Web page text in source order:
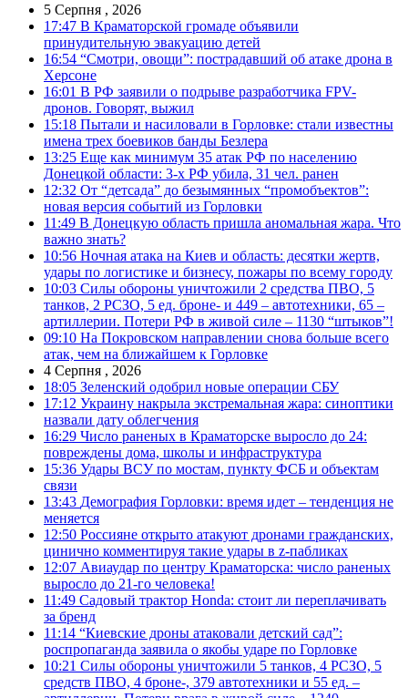
5 Серпня , 2026
17:47 В Краматорской громаде объявили
принудительную эвакуацию детей
16:54 “Смотри, овощи”: пострадавший об атаке дрона в
Херсоне
16:01 В РФ заявили о подрыве разработчика FPV-
дронов. Говорят, выжил
15:18 Пытали и насиловали в Горловке: стали известны
имена трех боевиков банды Безлера
13:25 Еще как минимум 35 атак РФ по населению
Донецкой области: 3-х РФ убила, 31 чел. ранен
12:32 От “детсада” до безымянных “промобъектов”:
новая версия событий из Горловки
11:49 В Донецкую область пришла аномальная жара. Что
важно знать?
10:56 Ночная атака на Киев и область: десятки жертв,
удары по логистике и бизнесу, пожары по всему городу
10:03 Силы обороны уничтожили 2 средства ПВО, 5
танков, 2 РСЗО, 5 ед. броне- и 449 – автотехники, 65 –
артиллерии. Потери РФ в живой силе – 1130 “штыков”!
09:10 На Покровском направлении снова больше всего
атак, чем на ближайшем к Горловке
4 Серпня , 2026
18:05 Зеленский одобрил новые операции СБУ
17:12 Украину накрыла экстремальная жара: синоптики
назвали дату облегчения
16:29 Число раненых в Краматорске выросло до 24:
повреждены дома, школы и инфраструктура
15:36 Удары ВСУ по мостам, пункту ФСБ и объектам
связи
13:43 Демография Горловки: время идет – тенденция не
меняется
12:50 Россияне открыто атакуют дронами гражданских,
цинично комментируя такие удары в z-пабликах
12:07 Авиаудар по центру Краматорска: число раненых
выросло до 21-го человека!
11:49 Садовый трактор Honda: стоит ли переплачивать
за бренд
11:14 “Киевские дроны атаковали детский сад”:
роспропаганда заявила о якобы ударе по Горловке
10:21 Силы обороны уничтожили 5 танков, 4 РСЗО, 5
средств ПВО, 4 броне-, 379 автотехники и 55 ед. –